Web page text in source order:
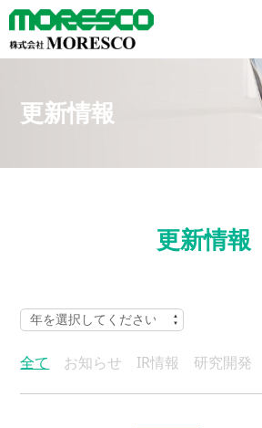
更新情報
更新情報
全て お知らせ IR情報 研究開発